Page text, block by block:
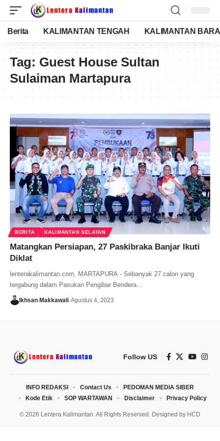
Berita KALIMANTAN TENGAH KALIMANTAN
Tag: Guest House Sultan
Sulaiman Martapura
BERITA KALIMANTAN SELATAN
Matangkan Persiapan, 27 Paskibraka Banjar Ikuti
Diklat
lenterakalimantan.com, MARTAPURA - Sebanyak 27 calon yang
tergabung dalam Pasukan Pengibar Bendera…
Ikhsan Makkawali Agustus 4, 2023
Follow US
© 2026 Lentera Kalimantan. All Rights Reserved. Designed by HCD
INFO REDAKSI Contact Us
PEDOMAN MEDIA SIBER
Kode Etik
SOP WARTAWAN Disclaimer Privacy Policy